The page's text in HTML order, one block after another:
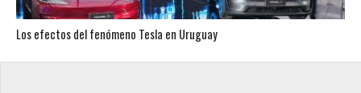
Los efectos del fenómeno Tesla en Uruguay